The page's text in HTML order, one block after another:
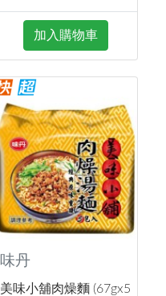
加入購物車
味丹
美味小舖肉燥麵 (67gx5